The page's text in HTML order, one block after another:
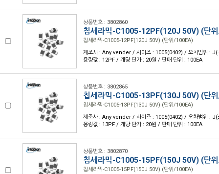
상품번호 : 3802860
칩세라믹-C1005-12PF(120J 50V) (단
칩세라믹-C1005-12PF(120J 50V) (단위/100EA)
제조사 : Any vender / 사이즈 : 1005(0402) / 오차범위 :
용량값 : 12PF / 개당 단가 : 20원 / 판매 단위 : 100EA
상품번호 : 3802865
칩세라믹-C1005-13PF(130J 50V) (단
칩세라믹-C1005-13PF(130J 50V) (단위/100EA)
제조사 : Any vender / 사이즈 : 1005(0402) / 오차범위 :
용량값 : 13PF / 개당 단가 : 20원 / 판매 단위 : 100EA
상품번호 : 3802870
칩세라믹-C1005-15PF(150J 50V) (단
칩세라믹-C1005-15PF(150J 50V) (단위/100EA)